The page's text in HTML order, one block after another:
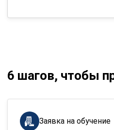
6 шагов, чтобы
Заявка на обучение